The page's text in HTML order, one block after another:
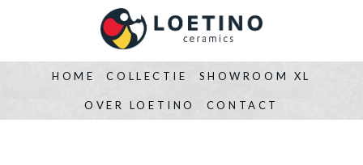
HOME COLLECTIE SHOWROOM XL
OVER LOETINO CONTACT